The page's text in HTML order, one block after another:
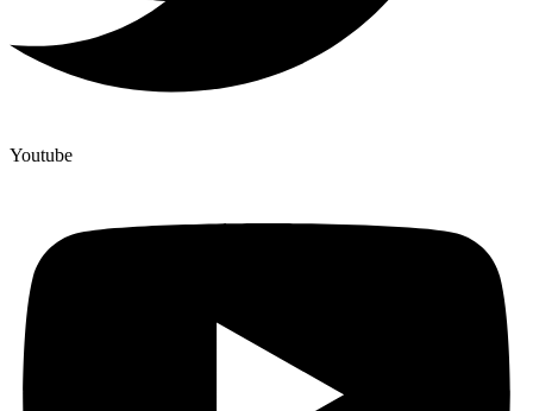
Youtube